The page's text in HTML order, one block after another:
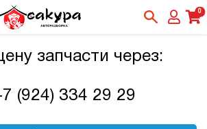
0
запчасти через:
(924) 334 29 29